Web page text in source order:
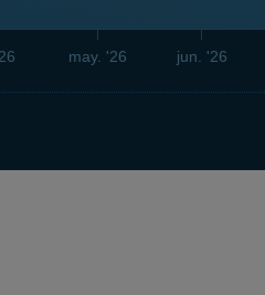
may. '26 jun. '26